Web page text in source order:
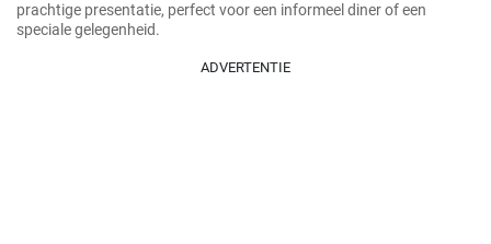
prachtige presentatie, perfect voor een informeel diner of een
speciale gelegenheid.
ADVERTENTIE